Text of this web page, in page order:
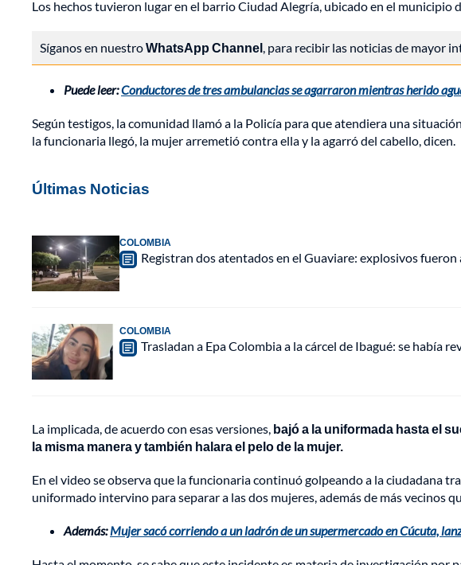
Los hechos tuvieron lugar en el barrio Ciudad Alegría, ubicado en el municipio
Síganos en nuestroWhatsApp Channel, para recibir las noticias de mayor
Puede leer:Conductores de tres ambulancias se agarraron mientras herido
Según testigos, la comunidad llamó a la Policía para que atendiera una
la funcionaria llegó, la mujer arremetió contra ella y la agarró del cabello, dicen.
Últimas Noticias
COLOMBIA
Registran dos atentados en el Guaviare: explosivos
COLOMBIA
Trasladan a Epa Colombia a la cárcel de Ibagué: se había
La implicada, de acuerdo con esas versiones, bajó a la uniformada hasta el
la misma manera y también halara el pelo de la mujer.
En el video se observa que la funcionaria continuó golpeando a la ciudadana
uniformado intervino para separar a las dos mujeres, además de más vecinos
Además:Mujer sacó corriendo a un ladrón de un supermercado en Cúcuta,